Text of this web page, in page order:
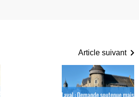
Article suivant